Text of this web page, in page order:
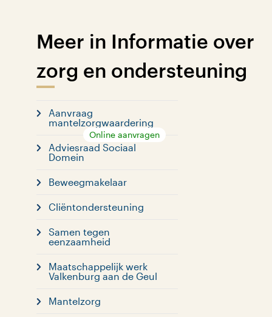
Meer in Informatie over
zorg en ondersteuning
Aanvraag
mantelzorgwaardering
Online aanvragen
Adviesraad Sociaal
Domein
Beweegmakelaar
Cliëntondersteuning
Samen tegen
eenzaamheid
Maatschappelijk werk
Valkenburg aan de Geul
Mantelzorg